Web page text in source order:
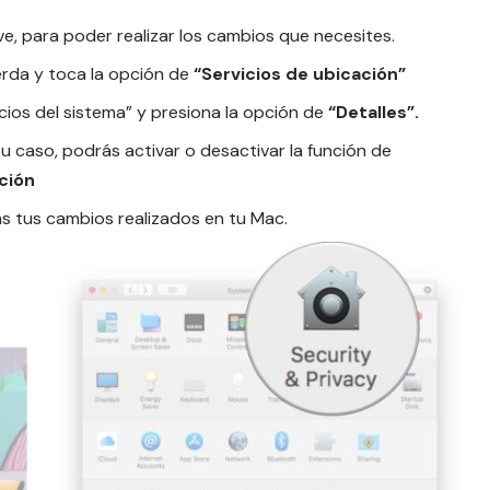
para poder realizar los cambios que necesites.
y toca la opción de “Servicios de ubicación”
del sistema” y presiona la opción de “Detalles”.
caso, podrás activar o desactivar la función de
tus cambios realizados en tu Mac.